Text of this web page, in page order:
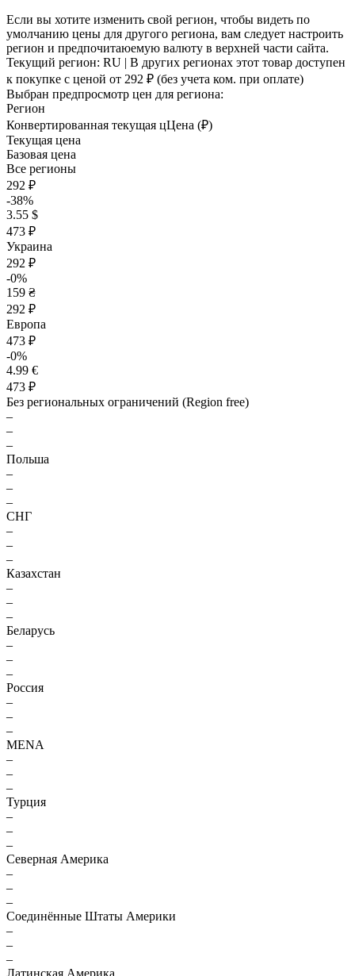
Если вы хотите изменить свой регион, чтобы видеть по
умолчанию цены для другого региона, вам следует настроить
регион и предпочитаюемую валюту в верхней части сайта.
Текущий регион: RU | В других регионах этот товар доступен
к покупке с ценой от 292 ₽ (без учета ком. при оплате)
Выбран предпросмотр цен для региона:
Регион
Конвертированная текущая цЦена (₽)
Текущая цена
Базовая цена
Все регионы
292 ₽
-38%
3.55 $
473 ₽
Украина
292 ₽
-0%
159 ₴
292 ₽
Европа
473 ₽
-0%
4.99 €
473 ₽
Без региональных ограничений (Region free)
–
–
–
Польша
–
–
–
СНГ
–
–
–
Казахстан
–
–
–
Беларусь
–
–
–
Россия
–
–
–
MENA
–
–
–
Турция
–
–
–
Северная Америка
–
–
–
Соединённые Штаты Америки
–
–
–
Латинская Америка